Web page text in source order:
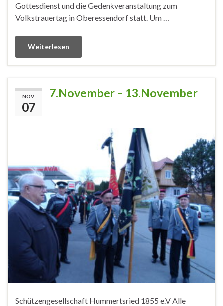
Gottesdienst und die Gedenkveranstaltung zum
Volkstrauertag in Oberessendorf statt. Um …
Weiterlesen
NOV.
07
7.November – 13.November
Schützengesellschaft Hummertsried 1855 e.V Alle